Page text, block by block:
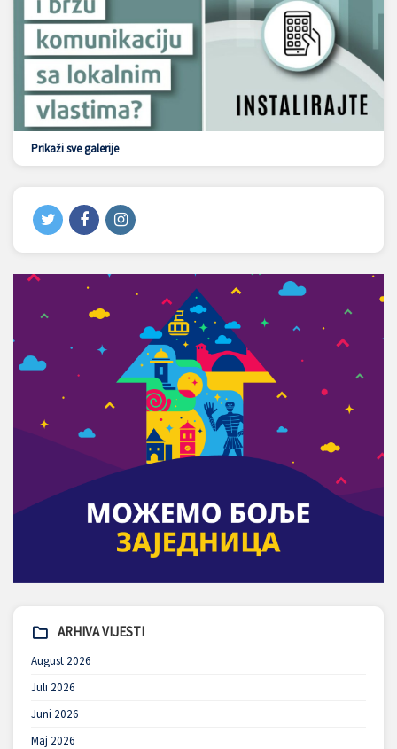
Prikaži sve galerije
ARHIVA VIJESTI
August 2026
Juli 2026
Juni 2026
Maj 2026